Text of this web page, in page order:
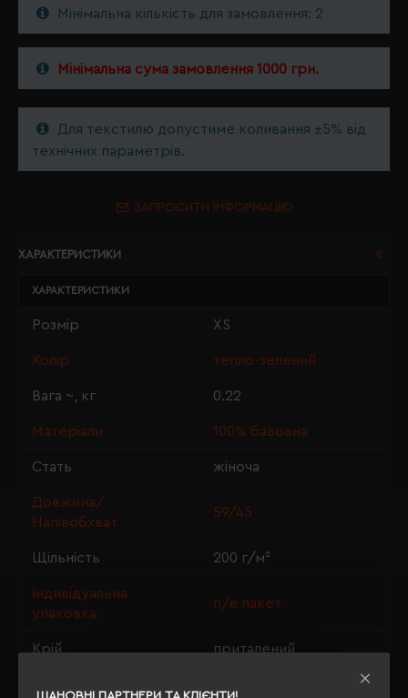
Мінімальна кількість для замовлення: 2
Мінімальна сума замовлення 1000 грн.
Для текстилю допустиме коливання ±5% від
технічних параметрів.
ЗАПРОСИТИ ІНФОРМАЦІЮ
ХАРАКТЕРИСТИКИ
ХАРАКТЕРИСТИКИ
Розмір XS
Колір тепло-зелений
Вага ~, кг 0.22
Матеріали 100% бавовна
Стать жіноча
Довжина/
Напівобхват
59/45
Щільність 200 г/м²
Індивідуальна
упаковка
п/е пакет
Крій приталений
Сертифікація